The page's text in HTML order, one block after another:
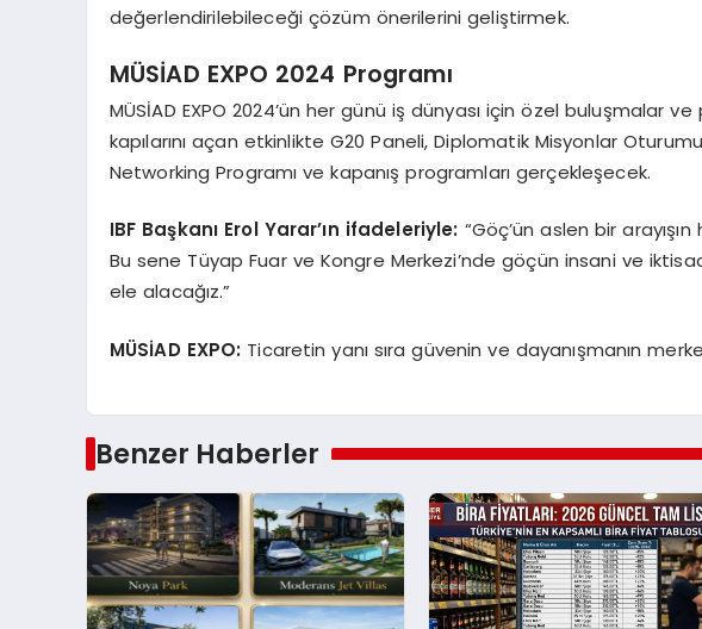
değerlendirilebileceği çözüm önerilerini geliştirmek.
MÜSİAD EXPO 2024 Programı
MÜSİAD EXPO 2024’ün her günü iş dünyası için özel buluşmalar
kapılarını açan etkinlikte G20 Paneli, Diplomatik Misyonlar
Networking Programı ve kapanış programları gerçekleşecek.
IBF Başkanı Erol Yarar’ın ifadeleriyle: “Göç’ün aslen bir
Bu sene Tüyap Fuar ve Kongre Merkezi’nde göçün insani ve
ele alacağız.”
MÜSİAD EXPO: Ticaretin yanı sıra güvenin ve dayanışmanın
Benzer Haberler